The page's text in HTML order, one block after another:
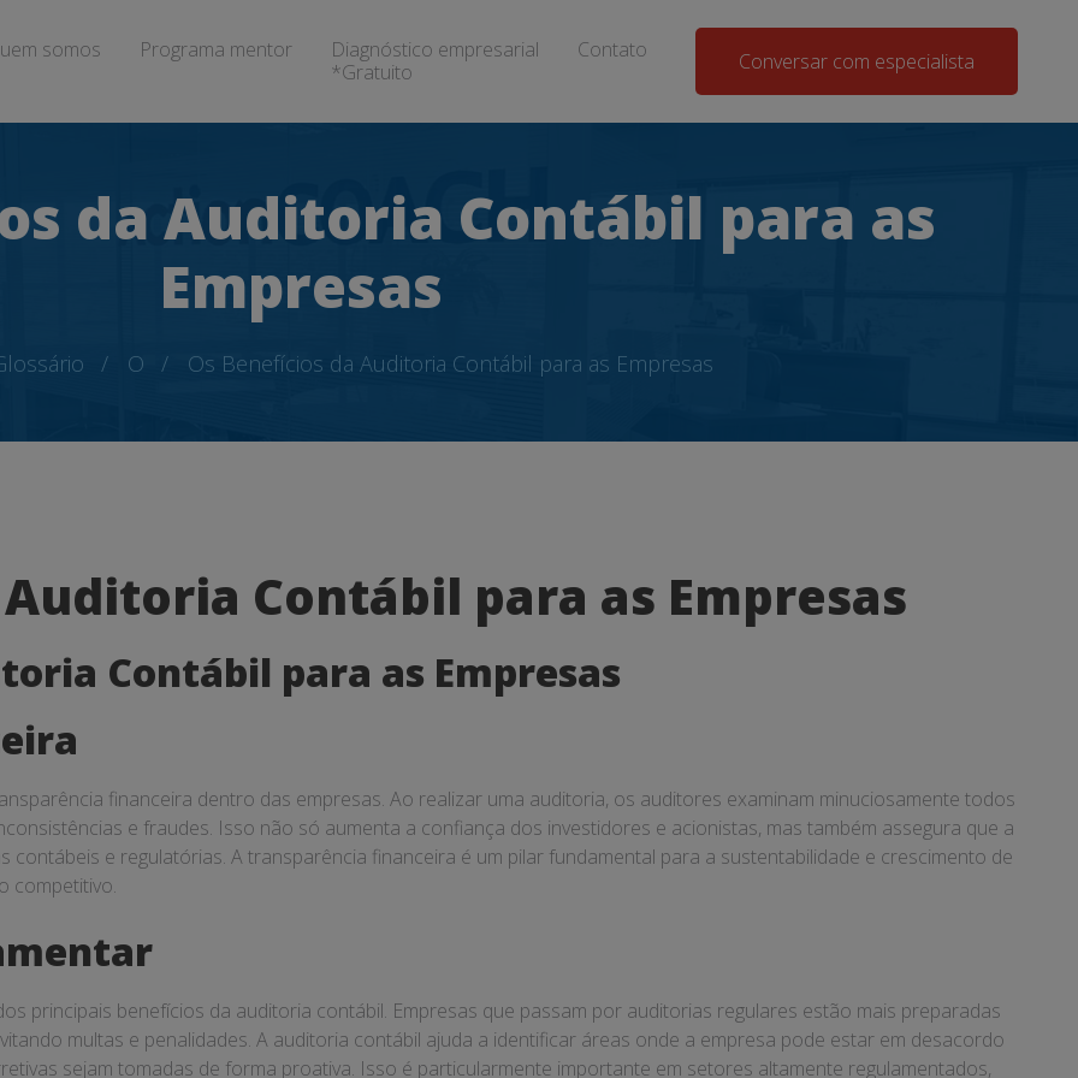
somos Programa mentor
Diagnóstico empresarial
*Gratuito
Contato Conversar com especialista
da Auditoria Contábil para as
Empresas
O Os Benefícios da Auditoria Contábil para as Empresas
Contábil para as Empresas
Contábil para as Empresas
financeira dentro das empresas. Ao realizar uma auditoria, os auditores examinam minuciosamente todos
e fraudes. Isso não só aumenta a confiança dos investidores e acionistas, mas também assegura que a
e regulatórias. A transparência financeira é um pilar fundamental para a sustentabilidade e crescimento de
competitivo.
principais benefícios da auditoria contábil. Empresas que passam por auditorias regulares estão mais preparadas
multas e penalidades. A auditoria contábil ajuda a identificar áreas onde a empresa pode estar em desacordo
sejam tomadas de forma proativa. Isso é particularmente importante em setores altamente regulamentados,